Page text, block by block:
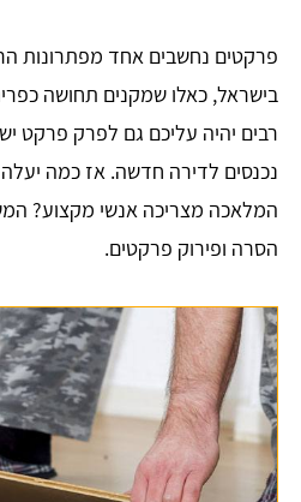
פרקטים נחשבים אחד מפתרונות
בישראל, כאלו שמקנים תחושה
רבים יהיה עליכם גם לפרק פרקט
נכנסים לדירה חדשה. אז כמה
המלאכה מצריכה אנשי מקצוע?
הסרה ופירוק פרקטים.